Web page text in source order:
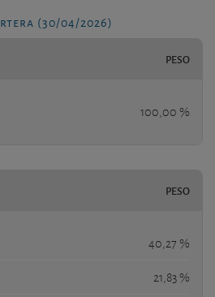
(30/04/2026)
PESO
100,00 %
PESO
40,27 %
21,83 %